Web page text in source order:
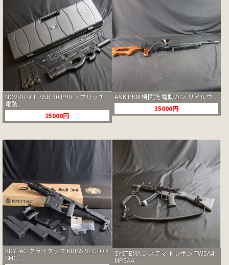
NOVRITSCH SSR 90 P90 ノブリッチ
電動...
25000円
A&K PKM 機関銃 電動ガン リアルウ...
35000円
KRYTAC クライタック KRISS VECTOR
SMG ...
SYSTEMA システマ トレポン TW5A4
MP5A4...